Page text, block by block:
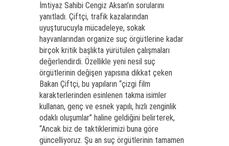
İmtiyaz Sahibi Cengiz Aksan’ın sorularını
yanıtladı. Çiftçi, trafik kazalarından
uyuşturucuyla mücadeleye, sokak
hayvanlarından organize suç örgütlerine kadar
birçok kritik başlıkta yürütülen çalışmaları
değerlendirdi. Özellikle yeni nesil suç
örgütlerinin değişen yapısına dikkat çeken
Bakan Çiftçi, bu yapıların “çizgi film
karakterlerinden esinlenen takma isimler
kullanan, genç ve esnek yapılı, hızlı zenginlik
odaklı oluşumlar” haline geldiğini belirterek,
“Ancak biz de taktiklerimizi buna göre
güncelliyoruz. Şu an suç örgütlerinin tamamen